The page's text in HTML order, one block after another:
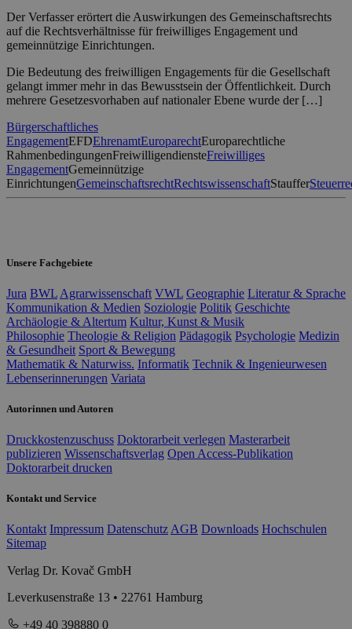
Der Verfasser erörtert die Auswirkungen des Gemeinschaftsrechts
auf die Rechtsverhältnisse für freiwilliges Engagement und
gemeinnützige Einrichtungen.
Die Bedeutung des freiwilligen Engagements für die Gesellschaft
gelangt immer mehr in das Bewusstsein der Öffentlichkeit. Durch
mehrere Gesetzesvorhaben auf nationaler Ebene wurde der […]
Bürgerschaftliches
EngagementEFDEhrenamtEuroparechtEuroparechtliche
RahmenbedingungenFreiwilligendiensteFreiwilliges
EngagementGemeinnützige
EinrichtungenGemeinschaftsrechtRechtswissenschaftStauffer
Unsere Fachgebiete
Jura BWL Agrarwissenschaft VWL Geographie Literatur & Sprache
Kommunikation & Medien Soziologie Politik Geschichte
Archäologie & Altertum Kultur, Kunst & Musik
Philosophie Theologie & Religion Pädagogik Psychologie Medizin
& Gesundheit Sport & Bewegung
Mathematik & Naturwiss. Informatik Technik & Ingenieurwesen
Lebenserinnerungen Variata
Autorinnen und Autoren
Druckkostenzuschuss Doktorarbeit verlegen Masterarbeit
publizieren Wissenschaftsverlag Open Access-Publikation
Doktorarbeit drucken
Kontakt und Service
Kontakt Impressum Datenschutz AGB Downloads Hochschulen
Sitemap
Verlag Dr. Kovač GmbH
Leverkusenstraße 13 • 22761 Hamburg
+49 40 398880 0